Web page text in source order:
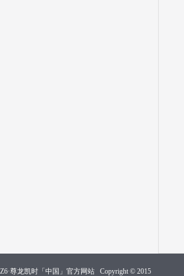
Z6·尊龙凯时「中国」官方网站 Copyright © 2015